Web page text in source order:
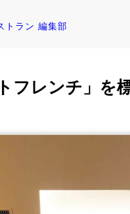
トラン 編集部
フレンチ」を